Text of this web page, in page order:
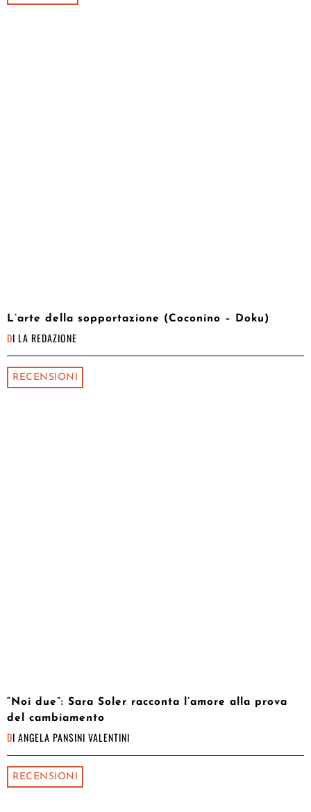
L’arte della sopportazione (Coconino – Doku)
DI LA REDAZIONE
RECENSIONI
“Noi due”: Sara Soler racconta l’amore alla prova
del cambiamento
DI ANGELA PANSINI VALENTINI
RECENSIONI